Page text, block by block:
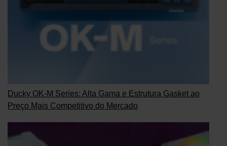
Ducky OK-M Series: Alta Gama e Estrutura Gasket ao
Preço Mais Competitivo do Mercado